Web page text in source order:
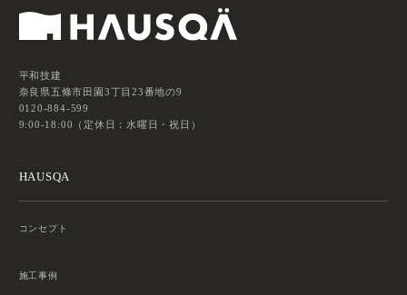
平和技建
奈良県五條市田園3丁目23番地の9
0120-884-599
9:00-18:00（定休日：水曜日・祝日）
HAUSQA
コンセプト
施工事例